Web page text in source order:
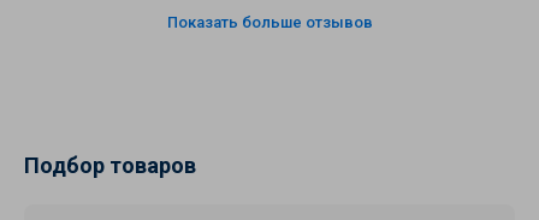
Показать больше отзывов
Подбор товаров